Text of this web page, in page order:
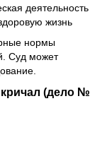
деятельность
жизнь
нормы
Суд может
(дело №